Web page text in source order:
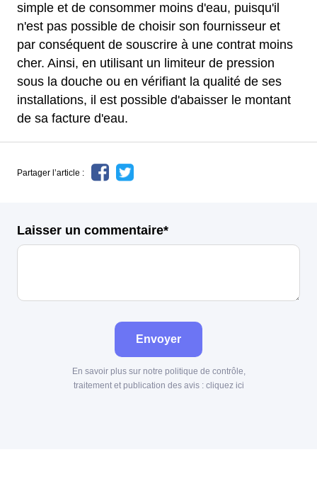
simple et de consommer moins d'eau, puisqu'il
n'est pas possible de choisir son fournisseur et
par conséquent de souscrire à une contrat moins
cher. Ainsi, en utilisant un limiteur de pression
sous la douche ou en vérifiant la qualité de ses
installations, il est possible d'abaisser le montant
de sa facture d'eau.
Partager l’article :
Laisser un commentaire*
Envoyer
En savoir plus sur notre politique de contrôle,
traitement et publication des avis : cliquez ici